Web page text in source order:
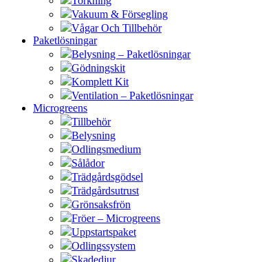
Vakuum & Försegling
Vågar Och Tillbehör
Paketlösningar
Belysning – Paketlösningar
Gödningskit
Komplett Kit
Ventilation – Paketlösningar
Microgreens
Tillbehör
Belysning
Odlingsmedium
Sålådor
Trädgårdsgödsel
Trädgårdsutrust
Grönsaksfrön
Fröer – Microgreens
Uppstartspaket
Odlingssystem
Skadedjur